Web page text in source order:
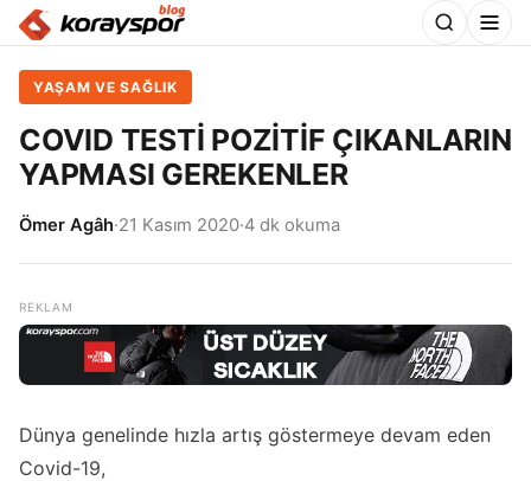
YAŞAM VE SAĞLIK
COVID TESTİ POZİTİF ÇIKANLARIN
YAPMASI GEREKENLER
Ömer Agâh·21 Kasım 2020·4 dk okuma
Dünya genelinde hızla artış göstermeye devam eden
Covid-19,